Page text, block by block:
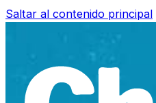
Saltar al contenido principal